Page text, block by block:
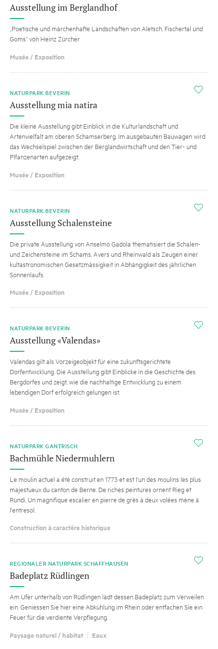
Ausstellung im Berglandhof
„Poetische und märchenhafte Landschaften von Aletsch, Fischertal und
Goms“ von Heinz Zürcher
Musée / Exposition
i
NATURPARK BEVERIN
Ausstellung mia natira
Die kleine Ausstellung gibt Einblick in die Kulturlandschaft und
Artenvielfalt am oberen Schamserberg. Im ausgebauten Bauwagen wird
das Wechselspiel zwischen der Berglandwirtschaft und den Tier- und
Plfanzenarten aufgezeigt.
Musée / Exposition
i
NATURPARK BEVERIN
Ausstellung Schalensteine
Die private Ausstellung von Anselmo Gadola thematisiert die Schalen-
und Zeichensteine im Schams, Avers und Rheinwald als Zeugen einer
kultastronomischen Gesetzmässigkeit in Abhängigkeit des jährlichen
Sonnenlaufs.
Musée / Exposition
i
NATURPARK BEVERIN
Ausstellung «Valendas»
Valendas gilt als Vorzeigeobjekt für eine zukunftsgerichtete
Dorfentwicklung. Die Ausstellung gibt Einblicke in die Geschichte des
Bergdorfes und zeigt, wie die nachhaltige Entwicklung zu einem
lebendigen Dorf erfolgreich gelungen ist.
Musée / Exposition
i
NATURPARK GANTRISCH
Bachmühle Niedermuhlern
Le moulin actuel a été construit en 1773 et est l'un des moulins les plus
majestueux du canton de Berne. De riches peintures ornent Rieg et
Ründi. Un magnifique escalier en pierre de grès à deux volées mène à
l'entresol.
Construction à caractère historique
i
REGIONALER NATURPARK SCHAFFHAUSEN
Badeplatz Rüdlingen
Am Ufer unterhalb von Rüdlingen lädt dessen Badeplatz zum Verweilen
ein. Geniessen Sie hier eine Abkühlung im Rhein oder entfachen Sie ein
Feuer für die verdiente Verpflegung.
Paysage naturel / habitat Eaux